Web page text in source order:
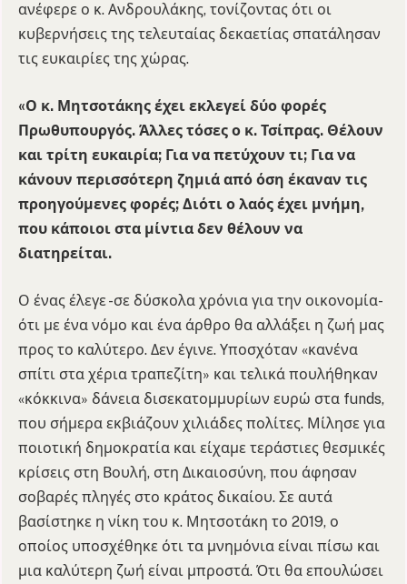
ανέφερε ο κ. Ανδρουλάκης, τονίζοντας ότι οι
κυβερνήσεις της τελευταίας δεκαετίας σπατάλησαν
τις ευκαιρίες της χώρας.
«Ο κ. Μητσοτάκης έχει εκλεγεί δύο φορές
Πρωθυπουργός. Άλλες τόσες ο κ. Τσίπρας. Θέλουν
και τρίτη ευκαιρία; Για να πετύχουν τι; Για να
κάνουν περισσότερη ζημιά από όση έκαναν τις
προηγούμενες φορές; Διότι ο λαός έχει μνήμη,
που κάποιοι στα μίντια δεν θέλουν να
διατηρείται.
Ο ένας έλεγε -σε δύσκολα χρόνια για την οικονομία-
ότι με ένα νόμο και ένα άρθρο θα αλλάξει η ζωή μας
προς το καλύτερο. Δεν έγινε. Υποσχόταν «κανένα
σπίτι στα χέρια τραπεζίτη» και τελικά πουλήθηκαν
«κόκκινα» δάνεια δισεκατομμυρίων ευρώ στα funds,
που σήμερα εκβιάζουν χιλιάδες πολίτες. Μίλησε για
ποιοτική δημοκρατία και είχαμε τεράστιες θεσμικές
κρίσεις στη Βουλή, στη Δικαιοσύνη, που άφησαν
σοβαρές πληγές στο κράτος δικαίου. Σε αυτά
βασίστηκε η νίκη του κ. Μητσοτάκη το 2019, ο
οποίος υποσχέθηκε ότι τα μνημόνια είναι πίσω και
μια καλύτερη ζωή είναι μπροστά. Ότι θα επουλώσει